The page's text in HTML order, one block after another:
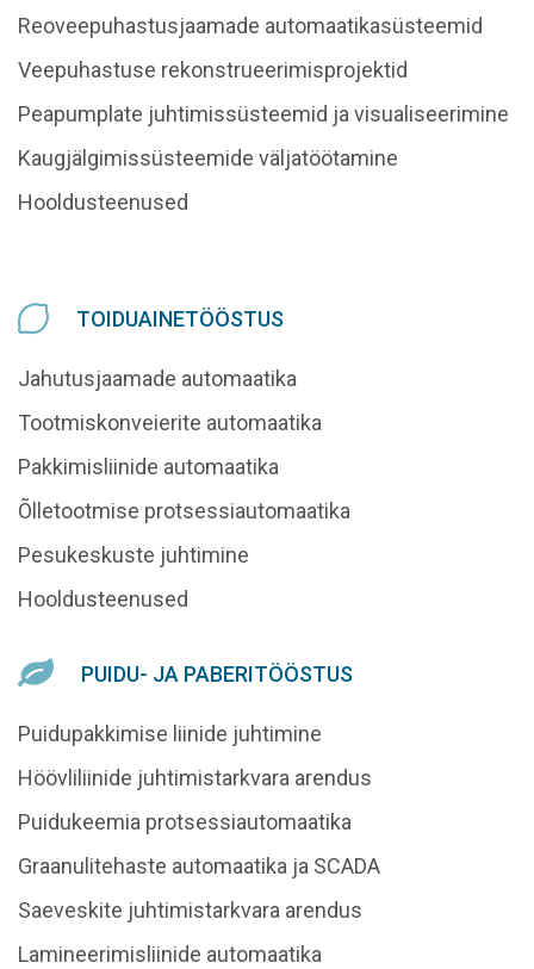
Reoveepuhastusjaamade automaatikasüsteemid
Veepuhastuse rekonstrueerimisprojektid
Peapumplate juhtimissüsteemid ja visualiseerimine
Kaugjälgimissüsteemide väljatöötamine
Hooldusteenused
TOIDUAINETÖÖSTUS
Jahutusjaamade automaatika
Tootmiskonveierite automaatika
Pakkimisliinide automaatika
Õlletootmise protsessiautomaatika
Pesukeskuste juhtimine
Hooldusteenused
PUIDU- JA PABERITÖÖSTUS
Puidupakkimise liinide juhtimine
Höövliliinide juhtimistarkvara arendus
Puidukeemia protsessiautomaatika
Graanulitehaste automaatika ja SCADA
Saeveskite juhtimistarkvara arendus
Lamineerimisliinide automaatika